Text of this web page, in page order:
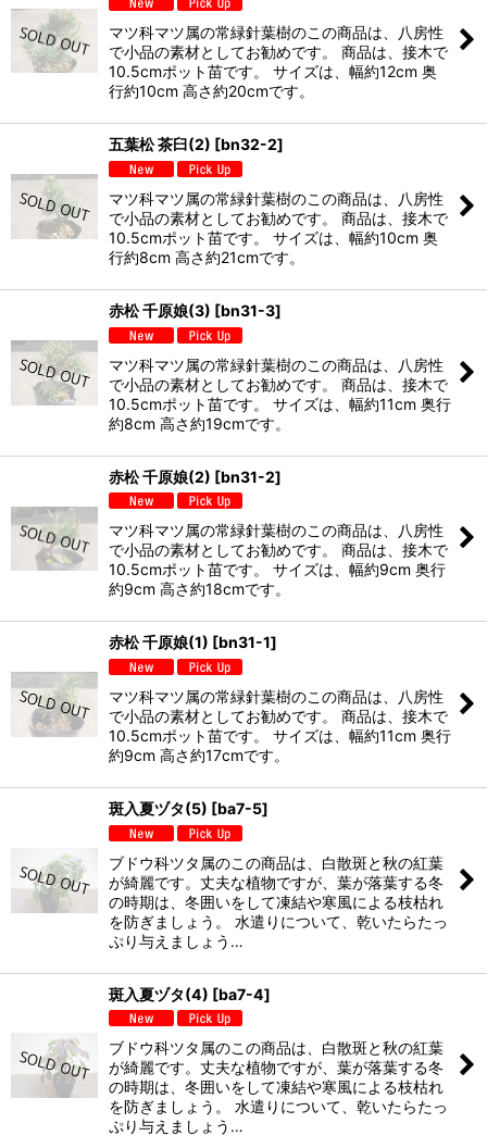
マツ科マツ属の常緑針葉樹のこの商品は、八房性
で小品の素材としてお勧めです。 商品は、接木で
10.5cmポット苗です。 サイズは、幅約12cm 奥
行約10cm 高さ約20cmです。
五葉松 茶臼(2) [bn32-2]
マツ科マツ属の常緑針葉樹のこの商品は、八房性
で小品の素材としてお勧めです。 商品は、接木で
10.5cmポット苗です。 サイズは、幅約10cm 奥
行約8cm 高さ約21cmです。
赤松 千原娘(3) [bn31-3]
マツ科マツ属の常緑針葉樹のこの商品は、八房性
で小品の素材としてお勧めです。 商品は、接木で
10.5cmポット苗です。 サイズは、幅約11cm 奥行
約8cm 高さ約19cmです。
赤松 千原娘(2) [bn31-2]
マツ科マツ属の常緑針葉樹のこの商品は、八房性
で小品の素材としてお勧めです。 商品は、接木で
10.5cmポット苗です。 サイズは、幅約9cm 奥行
約9cm 高さ約18cmです。
赤松 千原娘(1) [bn31-1]
マツ科マツ属の常緑針葉樹のこの商品は、八房性
で小品の素材としてお勧めです。 商品は、接木で
10.5cmポット苗です。 サイズは、幅約11cm 奥行
約9cm 高さ約17cmです。
斑入夏ヅタ(5) [ba7-5]
ブドウ科ツタ属のこの商品は、白散斑と秋の紅葉
が綺麗です。丈夫な植物ですが、葉が落葉する冬
の時期は、冬囲いをして凍結や寒風による枝枯れ
を防ぎましょう。 水遣りについて、乾いたらたっ
ぷり与えましょう…
斑入夏ヅタ(4) [ba7-4]
ブドウ科ツタ属のこの商品は、白散斑と秋の紅葉
が綺麗です。丈夫な植物ですが、葉が落葉する冬
の時期は、冬囲いをして凍結や寒風による枝枯れ
を防ぎましょう。 水遣りについて、乾いたらたっ
ぷり与えましょう…